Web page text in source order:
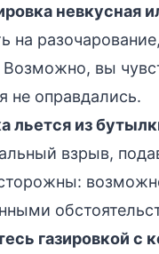
невкусная
на
Возможно, вы
не оправдались.
льется из
взрыв,
газировкой с